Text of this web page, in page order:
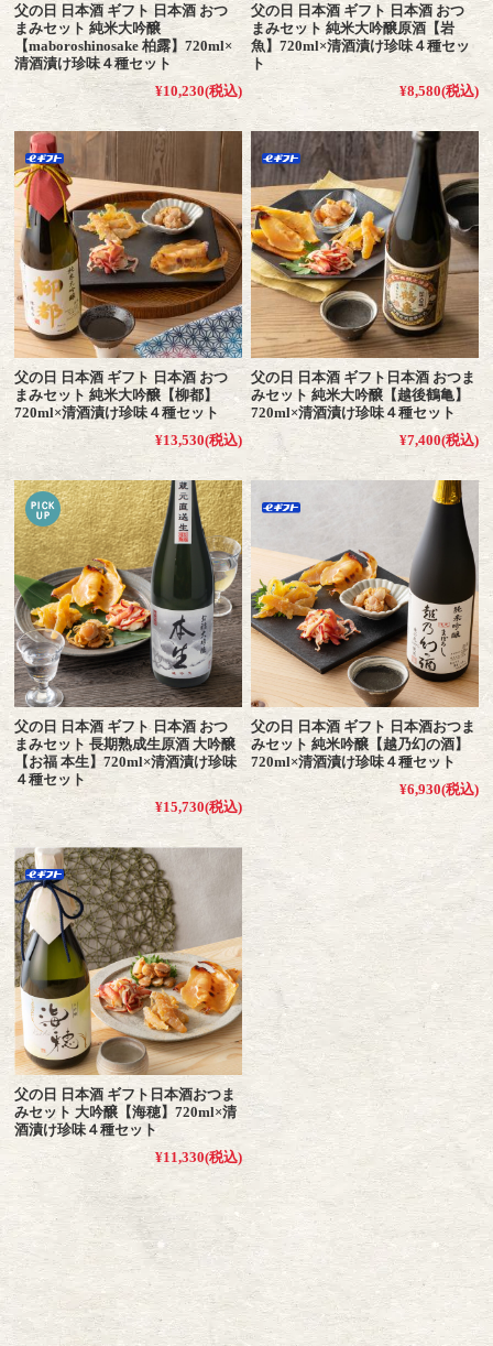
父の日 日本酒 ギフト 日本酒 おつ
まみセット 純米大吟醸
【maboroshinosake 柏露】720ml×
清酒漬け珍味４種セット
¥10,230(税込)
父の日 日本酒 ギフト 日本酒 おつ
まみセット 純米大吟醸原酒【岩
魚】720ml×清酒漬け珍味４種セッ
ト
¥8,580(税込)
父の日 日本酒 ギフト 日本酒 おつ
まみセット 純米大吟醸【柳都】
720ml×清酒漬け珍味４種セット
¥13,530(税込)
父の日 日本酒 ギフト日本酒 おつま
みセット 純米大吟醸【越後鶴亀】
720ml×清酒漬け珍味４種セット
¥7,400(税込)
父の日 日本酒 ギフト 日本酒 おつ
まみセット 長期熟成生原酒 大吟醸
【お福 本生】720ml×清酒漬け珍味
４種セット
¥15,730(税込)
父の日 日本酒 ギフト 日本酒おつま
みセット 純米吟醸【越乃幻の酒】
720ml×清酒漬け珍味４種セット
¥6,930(税込)
父の日 日本酒 ギフト日本酒おつま
みセット 大吟醸【海穂】720ml×清
酒漬け珍味４種セット
¥11,330(税込)